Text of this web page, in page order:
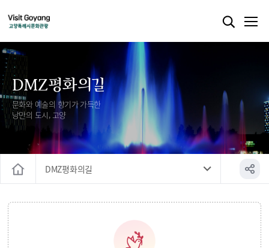
DMZ평화의길
문화와 예술의 향기가 가득한
낭만의 도시, 고양
DMZ평화의길